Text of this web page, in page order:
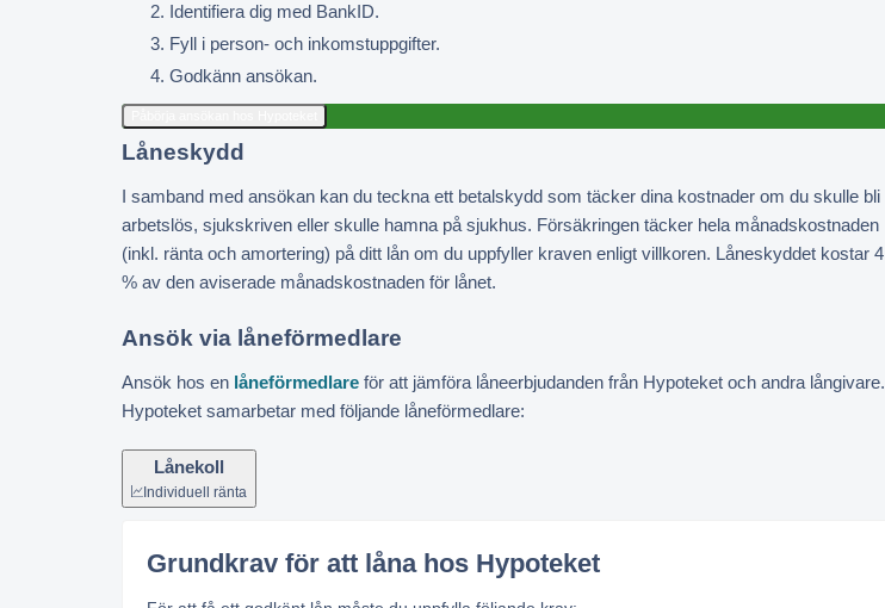
Identifiera dig med BankID.
Fyll i person- och inkomstuppgifter.
Godkänn ansökan.
Låneskydd
I samband med ansökan kan du teckna ett betalskydd som täcker dina kostnader om du skulle bli
arbetslös, sjukskriven eller skulle hamna på sjukhus. Försäkringen täcker hela månadskostnaden
(inkl. ränta och amortering) på ditt lån om du uppfyller kraven enligt villkoren. Låneskyddet kostar 4
% av den aviserade månadskostnaden för lånet.
Ansök via låneförmedlare
Ansök hos en låneförmedlare för att jämföra låneerbjudanden från Hypoteket och andra långivare.
Hypoteket samarbetar med följande låneförmedlare:
Lånekoll
Individuell ränta
Grundkrav för att låna hos Hypoteket